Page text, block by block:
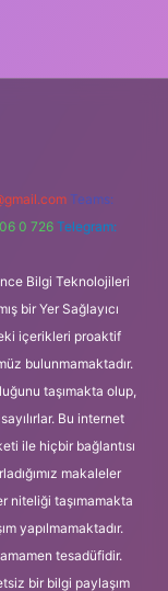
Teams:
0 726 Telegram:
Bilgi Teknolojileri
bir Yer Sağlayıcı
içerikleri proaktif
bulunmamaktadır.
taşımakta olup,
Bu internet
ile hiçbir bağlantısı
makaleler
niteliği taşımamakta
yapılmamaktadır.
tesadüfidir.
bir bilgi paylaşım